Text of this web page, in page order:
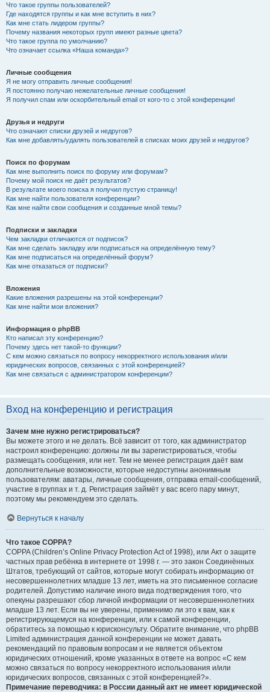
Что такое группы пользователей?
Где находятся группы и как мне вступить в них?
Как мне стать лидером группы?
Почему названия некоторых групп имеют разные цвета?
Что такое группа по умолчанию?
Что означает ссылка «Наша команда»?
Личные сообщения
Я не могу отправить личные сообщения!
Я постоянно получаю нежелательные личные сообщения!
Я получил спам или оскорбительный email от кого-то с этой конференции!
Друзья и недруги
Что означают списки друзей и недругов?
Как мне добавлять/удалять пользователей в списках моих друзей и недругов?
Поиск по форумам
Как мне выполнить поиск по форуму или форумам?
Почему мой поиск не даёт результатов?
В результате моего поиска я получил пустую страницу!
Как мне найти пользователя конференции?
Как мне найти свои сообщения и созданные мной темы?
Подписки и закладки
Чем закладки отличаются от подписок?
Как мне сделать закладку или подписаться на определённую тему?
Как мне подписаться на определённый форум?
Как мне отказаться от подписки?
Вложения
Какие вложения разрешены на этой конференции?
Как мне найти мои вложения?
Информация о phpBB
Кто написал эту конференцию?
Почему здесь нет такой-то функции?
С кем можно связаться по вопросу некорректного использования и/или
юридических вопросов, связанных с этой конференцией?
Как мне связаться с администратором конференции?
Вход на конференцию и регистрация
Зачем мне нужно регистрироваться?
Вы можете этого и не делать. Всё зависит от того, как администратор
настроил конференцию: должны ли вы зарегистрироваться, чтобы
размещать сообщения, или нет. Тем не менее регистрация даёт вам
дополнительные возможности, которые недоступны анонимным
пользователям: аватары, личные сообщения, отправка email-сообщений,
участие в группах и т. д. Регистрация займёт у вас всего пару минут,
поэтому мы рекомендуем это сделать.
Вернуться к началу
Что такое COPPA?
COPPA (Children’s Online Privacy Protection Act of 1998), или Акт о защите
частных прав ребёнка в интернете от 1998 г. — это закон Соединённых
Штатов, требующий от сайтов, которые могут собирать информацию от
несовершеннолетних младше 13 лет, иметь на это письменное согласие
родителей. Допустимо наличие иного вида подтверждения того, что
опекуны разрешают сбор личной информации от несовершеннолетних
младше 13 лет. Если вы не уверены, применимо ли это к вам, как к
регистрирующемуся на конференции, или к самой конференции,
обратитесь за помощью к юрисконсульту. Обратите внимание, что phpBB
Limited администрация данной конференции не может давать
рекомендаций по правовым вопросам и не является объектом
юридических отношений, кроме указанных в ответе на вопрос «С кем
можно связаться по вопросу некорректного использования и/или
юридических вопросов, связанных с этой конференцией?».
Примечание переводчика: в России данный акт не имеет юридической